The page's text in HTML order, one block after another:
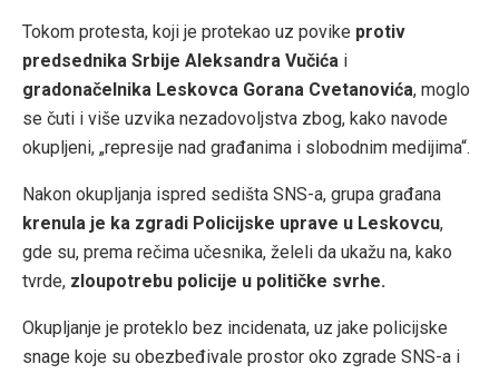
Tokom protesta, koji je protekao uz povike protiv
predsednika Srbije Aleksandra Vučića i
gradonačelnika Leskovca Gorana Cvetanovića, moglo
se čuti i više uzvika nezadovoljstva zbog, kako navode
okupljeni, „represije nad građanima i slobodnim medijima“.
Nakon okupljanja ispred sedišta SNS-a, grupa građana
krenula je ka zgradi Policijske uprave u Leskovcu,
gde su, prema rečima učesnika, želeli da ukažu na, kako
tvrde, zloupotrebu policije u političke svrhe.
Okupljanje je proteklo bez incidenata, uz jake policijske
snage koje su obezbeđivale prostor oko zgrade SNS-a i